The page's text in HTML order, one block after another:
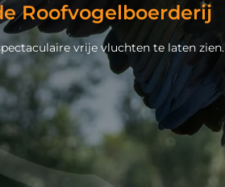
Roofvogelboerderij
vrije vluchten te laten zien.